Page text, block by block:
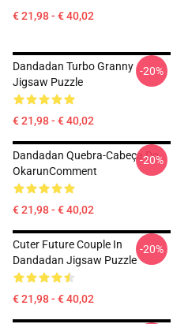
€ 21,98 - € 40,02
Dandadan Turbo Granny
Jigsaw Puzzle
€ 21,98 - € 40,02
-20%
Dandadan Quebra-Cabeça Do
OkarunComment
€ 21,98 - € 40,02
-20%
Cuter Future Couple In
Dandadan Jigsaw Puzzle
€ 21,98 - € 40,02
-20%